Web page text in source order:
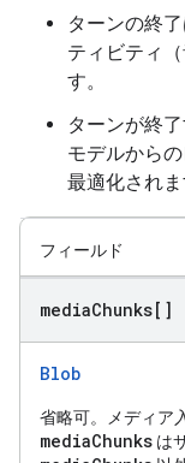
ターンの終
ティビティ
す。
ターンが終
モデルから
最適化されま
フィールド
mediaChunks[]
Blob
省略可。メディア
mediaChunks は